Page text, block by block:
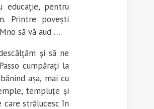
educație, pentru
Printre povești
să vă aud …
și să ne
cumpărați la
așa, mai cu
templuțe și
strălucesc în